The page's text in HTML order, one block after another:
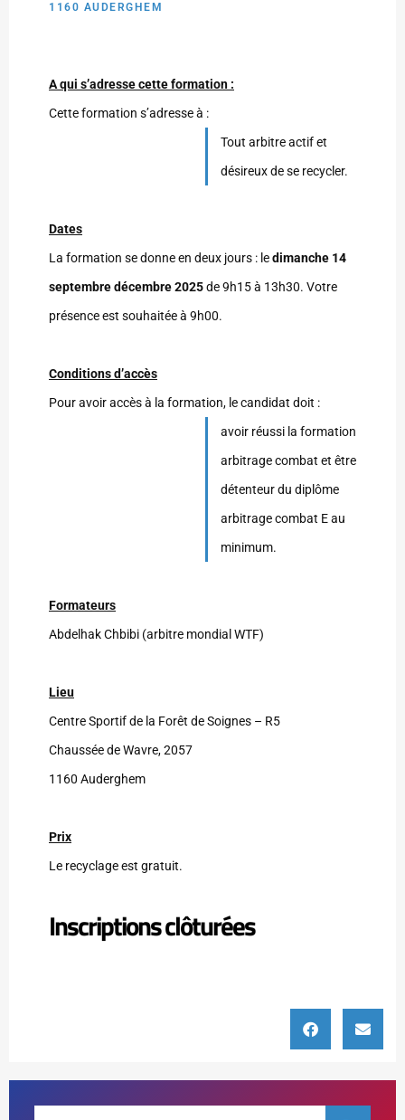
1160 AUDERGHEM
A qui s’adresse cette formation :
Cette formation s’adresse à :
Tout arbitre actif et
désireux de se recycler.
Dates
La formation se donne en deux jours : ledimanche 14
septembre décembre 2025de 9h15 à 13h30. Votre
présence est souhaitée à 9h00.
Conditions d’accès
Pour avoir accès à la formation, le candidat doit :
avoir réussi la formation
arbitrage combat et être
détenteur du diplôme
arbitrage combat E au
minimum.
Formateurs
Abdelhak Chbibi (arbitre mondial WTF)
Lieu
Centre Sportif de la Forêt de Soignes – R5
Chaussée de Wavre, 2057
1160 Auderghem
Prix
Le recyclage est gratuit.
Inscriptions clôturées